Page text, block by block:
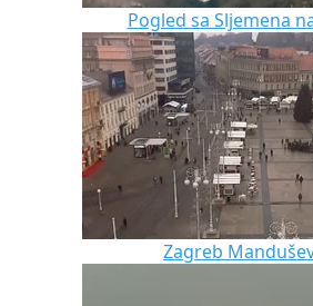
Pogled sa Sljemena
Zagreb